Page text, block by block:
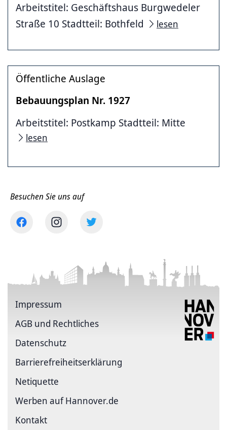
Arbeitstitel: Geschäftshaus Burgwedeler
Straße 10 Stadtteil: Bothfeld
lesen
Öffentliche Auslage
Bebauungsplan Nr. 1927
Arbeitstitel: Postkamp Stadtteil: Mitte
lesen
Besuchen Sie uns auf
Impressum
AGB und Rechtliches
Datenschutz
Barriere­freiheits­erklärung
Netiquette
Werben auf Hannover.de
Kontakt